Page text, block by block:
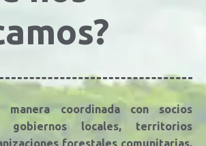
manera coordinada con socios
gobiernos locales, territorios
forestales comunitarias,